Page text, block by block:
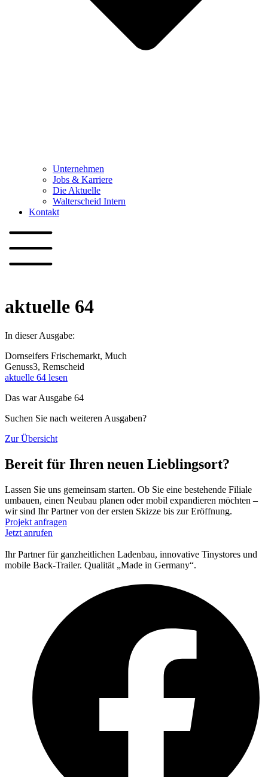
Unternehmen
Jobs & Karriere
Die Aktuelle
Walterscheid Intern
Kontakt
aktuelle 64
In dieser Ausgabe:
Dornseifers Frischemarkt, Much
Genuss3, Remscheid
aktuelle 64 lesen
Das war Ausgabe 64
Suchen Sie nach weiteren Ausgaben?
Zur Übersicht
Bereit für Ihren neuen Lieblingsort?
Lassen Sie uns gemeinsam starten. Ob Sie eine bestehende Filiale
umbauen, einen Neubau planen oder mobil expandieren möchten –
wir sind Ihr Partner von der ersten Skizze bis zur Eröffnung.
Projekt anfragen
Jetzt anrufen
Ihr Partner für ganzheitlichen Ladenbau, innovative Tinystores und
mobile Back-Trailer. Qualität „Made in Germany“.